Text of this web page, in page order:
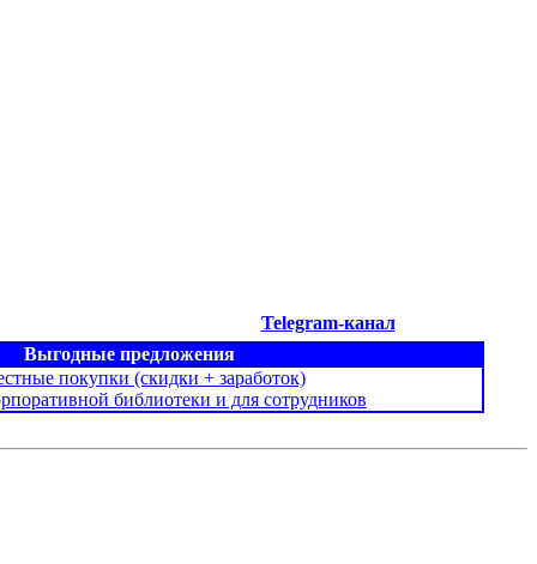
Telegram-канал
Выгодные предложения
покупки (скидки + заработок)
библиотеки и для сотрудников